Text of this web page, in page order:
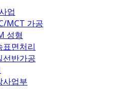
업
MCT 가공
성형
표면처리
선반가공
사업부